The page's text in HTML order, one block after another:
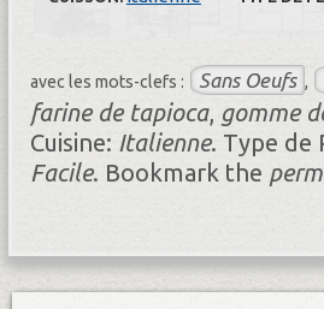
avec les mots-clefs : Sans Oeufs ,
farine de tapioca, gomme
Cuisine: Italienne. Type de
Facile. Bookmark the